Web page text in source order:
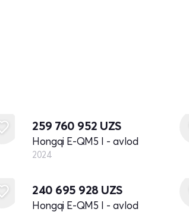
259 760 952 UZS
Hongqi E-QM5 I - avlod
2024
240 695 928 UZS
Hongqi E-QM5 I - avlod